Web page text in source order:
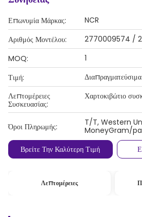
Επωνυμία Μάρκας:
NCR
Αριθμός Μοντέλου:
2770009574 /
MOQ:
1
Τιμή:
Διαπραγματεύσιμα
Λεπτομέρειες
Συσκευασίας:
Χαρτοκιβώτιο
Όροι Πληρωμής:
T/T, Western
MoneyGram/
Βρείτε Την Καλύτερη Τιμή
Λεπτομέρειες